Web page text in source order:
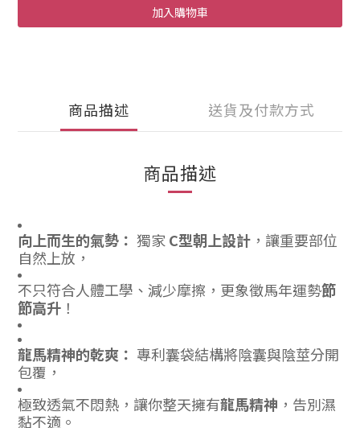
加入購物車
商品描述 送貨及付款方式
商品描述
向上而生的氣勢： 獨家 C型朝上設計 ，讓重要部位
自然上放，
不只符合人體工學、減少摩擦，更象徵馬年運勢節
節高升 ！
龍馬精神的乾爽： 專利囊袋結構將陰囊與陰莖分開
包覆，
極致透氣不悶熱，讓你整天擁有龍馬精神 ，告別濕
黏不適。